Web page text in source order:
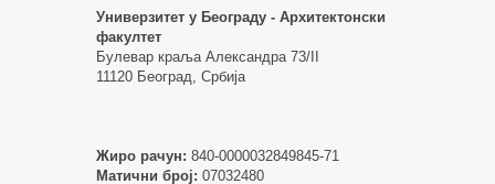
Универзитет у Београду - Архитектонски
факултет
Булевар краља Александра 73/II
11120 Београд, Србија
Жиро рачун: 840-0000032849845-71
Матични број: 07032480